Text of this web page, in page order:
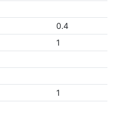
0.4
1
1